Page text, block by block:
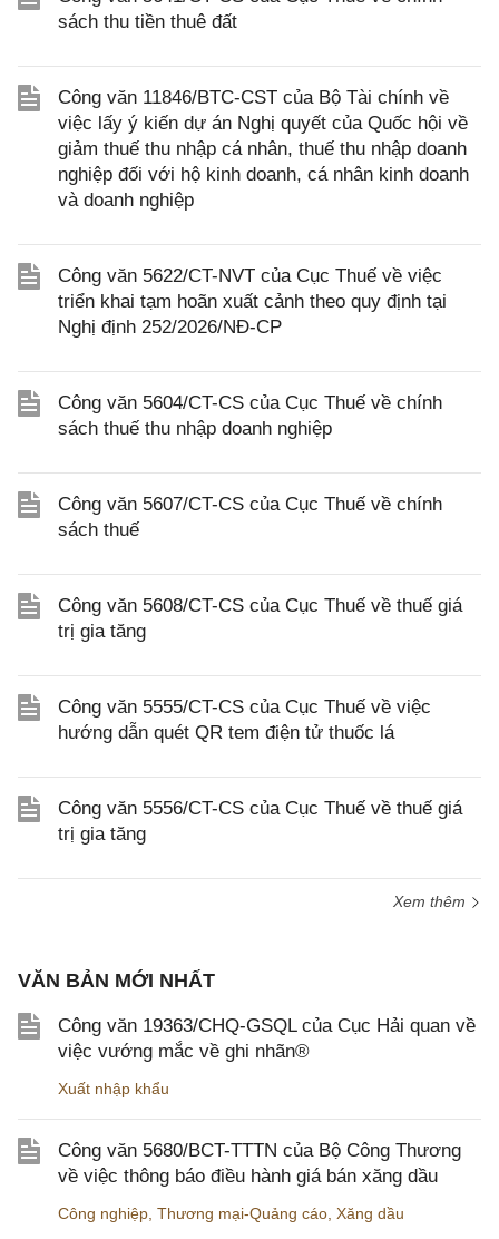
sách thu tiền thuê đất
Công văn 11846/BTC-CST của Bộ Tài chính về
việc lấy ý kiến dự án Nghị quyết của Quốc hội về
giảm thuế thu nhập cá nhân, thuế thu nhập doanh
nghiệp đối với hộ kinh doanh, cá nhân kinh doanh
và doanh nghiệp
Công văn 5622/CT-NVT của Cục Thuế về việc
triển khai tạm hoãn xuất cảnh theo quy định tại
Nghị định 252/2026/NĐ-CP
Công văn 5604/CT-CS của Cục Thuế về chính
sách thuế thu nhập doanh nghiệp
Công văn 5607/CT-CS của Cục Thuế về chính
sách thuế
Công văn 5608/CT-CS của Cục Thuế về thuế giá
trị gia tăng
Công văn 5555/CT-CS của Cục Thuế về việc
hướng dẫn quét QR tem điện tử thuốc lá
Công văn 5556/CT-CS của Cục Thuế về thuế giá
trị gia tăng
Xem thêm
VĂN BẢN MỚI NHẤT
Công văn 19363/CHQ-GSQL của Cục Hải quan về
việc vướng mắc về ghi nhãn®
Xuất nhập khẩu
Công văn 5680/BCT-TTTN của Bộ Công Thương
về việc thông báo điều hành giá bán xăng dầu
Công nghiệp Thương mại-Quảng cáo Xăng dầu